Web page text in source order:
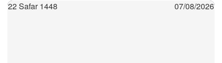
22 Safar 1448 07/08/2026